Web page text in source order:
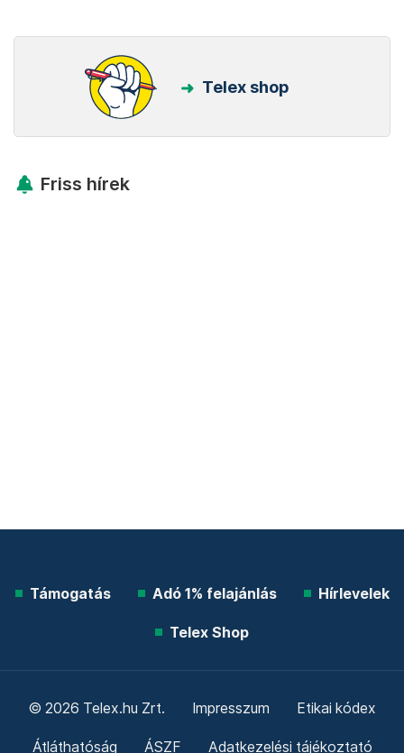
Telex shop
Friss hírek
Támogatás Adó 1% felajánlás Hírlevelek
Telex Shop
© 2026 Telex.hu Zrt. Impresszum Etikai kódex
Átláthatóság ÁSZF Adatkezelési tájékoztató